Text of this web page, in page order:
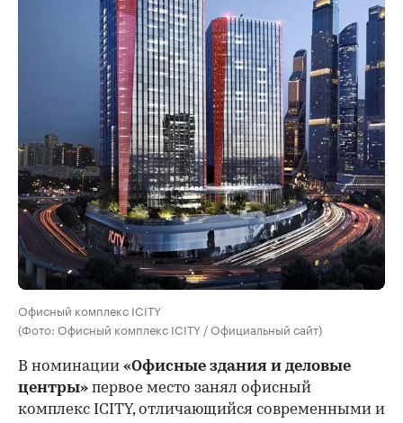
Офисный комплекс ICITY
(Фото: Офисный комплекс ICITY / Официальный сайт)
В номинации «Офисные здания и деловые
центры» первое место занял офисный
комплекс ICITY, отличающийся современными и